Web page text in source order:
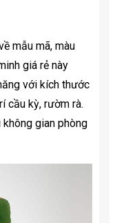
mẫu mã, màu
giá rẻ này
với kích thước
cầu kỳ, rườm rà.
không gian phòng